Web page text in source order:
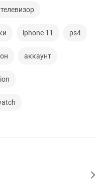
телевизор
iphone 11 ps4
аккаунт